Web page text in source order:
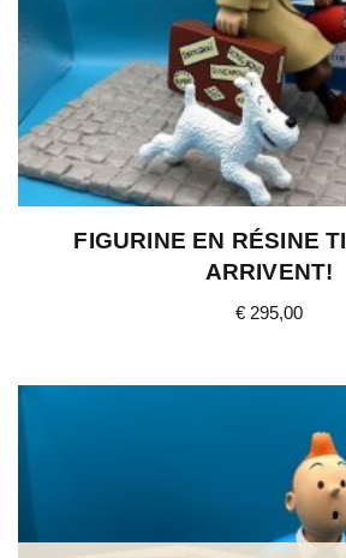
FIGURINE EN RÉSINE
ARRIVENT!
€ 295,00